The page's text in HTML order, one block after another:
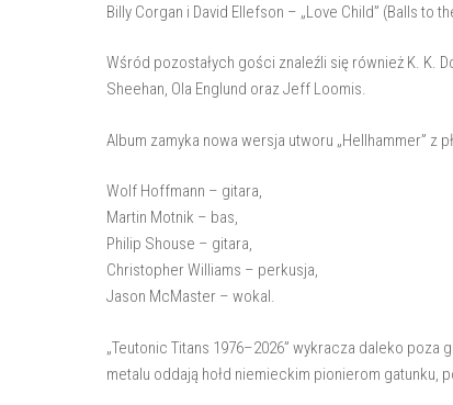
Billy Corgan i David Ellefson – „Love Child” (Balls to
Wśród pozostałych gości znaleźli się również K. K.
Sheehan, Ola Englund oraz Jeff Loomis.
Album zamyka nowa wersja utworu „Hellhammer” z
Wolf Hoffmann – gitara,
Martin Motnik – bas,
Philip Shouse – gitara,
Christopher Williams – perkusja,
Jason McMaster – wokal.
„Teutonic Titans 1976–2026” wykracza daleko
metalu oddają hołd niemieckim pionierom gatunku,